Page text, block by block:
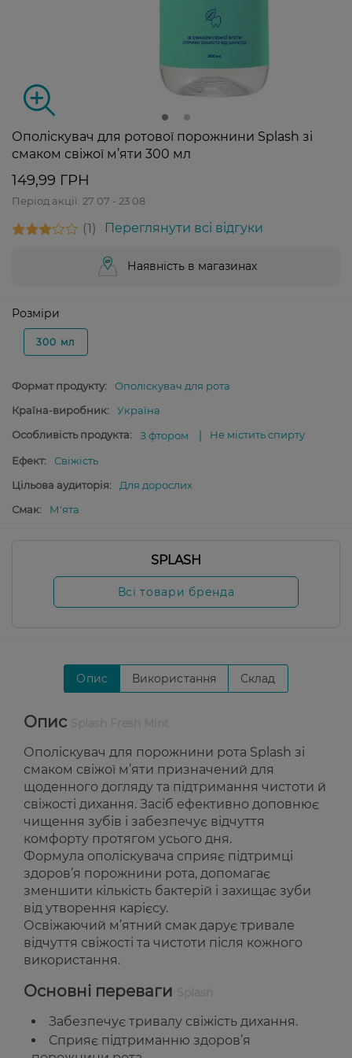
Ополіскувач для ротової порожнини Splash зі
смаком свіжої м’яти 300 мл
149,99 ГРН
Період акції: 27 07 - 23 08
1 Переглянути всі відгуки
Наявність в магазинах
Розміри
300 мл
Формат продукту:
Ополіскувач для рота
Країна-виробник:
Україна
Особливість продукта:
З фтором Не містить спирту
Ефект:
Свіжість
Цільова аудиторія:
Для дорослих
Смак:
М'ята
SPLASH
Всі товари бренда
Опис Використання Склад
Опис
Ополіскувач для порожнини рота Splash зі
смаком свіжої м’яти призначений для
щоденного догляду та підтримання чистоти й
свіжості дихання. Засіб ефективно доповнює
чищення зубів і забезпечує відчуття
комфорту протягом усього дня.
Формула ополіскувача сприяє підтримці
здоров’я порожнини рота, допомагає
зменшити кількість бактерій і захищає зуби
від утворення карієсу.
Освіжаючий м’ятний смак дарує тривале
відчуття свіжості та чистоти після кожного
використання.
Основні переваги
Забезпечує тривалу свіжість дихання.
Сприяє підтриманню здоров’я